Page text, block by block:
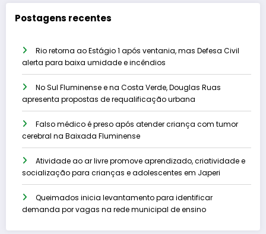
Postagens recentes
Rio retorna ao Estágio 1 após ventania, mas Defesa Civil
alerta para baixa umidade e incêndios
No Sul Fluminense e na Costa Verde, Douglas Ruas
apresenta propostas de requalificação urbana
Falso médico é preso após atender criança com tumor
cerebral na Baixada Fluminense
Atividade ao ar livre promove aprendizado, criatividade e
socialização para crianças e adolescentes em Japeri
Queimados inicia levantamento para identificar
demanda por vagas na rede municipal de ensino